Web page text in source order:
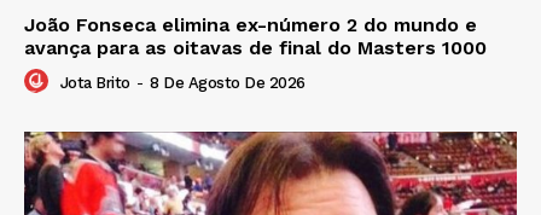
João Fonseca elimina ex-número 2 do mundo e
avança para as oitavas de final do Masters 1000
Jota Brito - 8 De Agosto De 2026